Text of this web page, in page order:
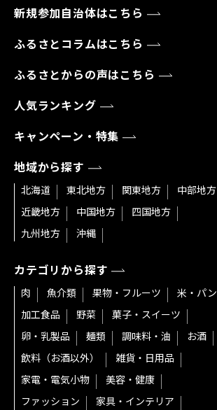
新規参加自治体はこちら
ふるさとコラムはこちら
ふるさとからの声はこちら
人気ランキング
キャンペーン・特集
地域から探す
北海道 東北地方 関東地方
中部地方
近畿地方
中国地方
四国地方
九州地方
沖縄
カテゴリから探す
肉 魚介類 果物・フルーツ
米・パン
加工食品
野菜
菓子・スイーツ
卵・乳製品
麺類 調味料・油
お酒
飲料（お酒以外）
雑貨・日用品
家電・電気小物
美容・健康
ファッション
家具・インテリア